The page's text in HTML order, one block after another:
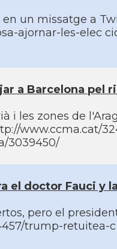
un missatge a
ajornar-les-elec
a Barcelona pel
i les zones de
www.ccma.cat/
3039450/
el doctor Fauci y
pero el
trump-retuitea-